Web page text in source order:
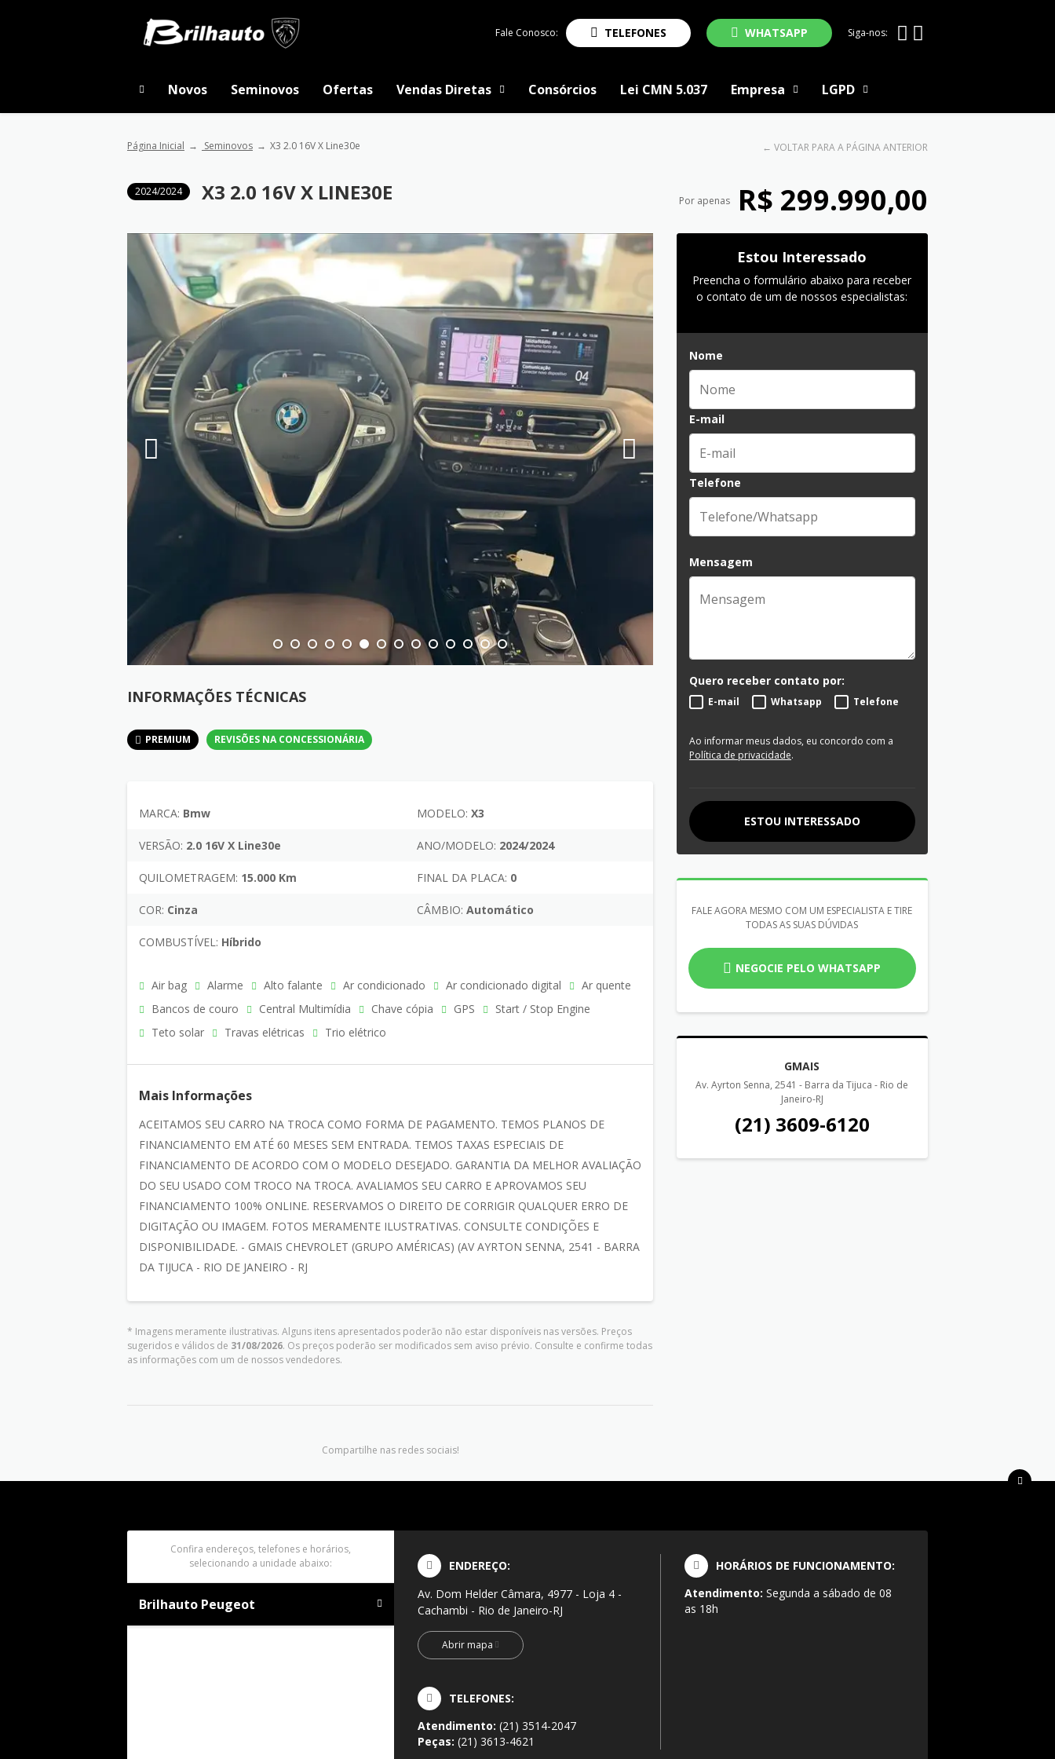
Fale Conosco: TELEFONES WHATSAPP Siga-nos:
Novos Seminovos Ofertas Vendas Diretas Consórcios Lei CMN 5.037 Empresa LGPD
Página Inicial Seminovos X3 2.0 16V X Line30e ← VOLTAR PARA A PÁGINA ANTERIOR
2024/2024 X3 2.0 16V X LINE30E Por apenas R$ 299.990,00
INFORMAÇÕES TÉCNICAS
PREMIUM REVISÕES NA CONCESSIONÁRIA
MARCA: Bmw MODELO: X3
VERSÃO: 2.0 16V X Line30e ANO/MODELO: 2024/2024
QUILOMETRAGEM: 15.000 Km FINAL DA PLACA: 0
COR: Cinza CÂMBIO: Automático
COMBUSTÍVEL: Híbrido
Air bag Alarme Alto falante Ar condicionado Ar condicionado digital
Ar quente
Bancos de couro
Central Multimídia Chave cópia GPS
Start / Stop Engine
Teto solar
Travas elétricas Trio elétrico
Mais Informações
ACEITAMOS SEU CARRO NA TROCA COMO FORMA DE PAGAMENTO. TEMOS PLANOS DE
FINANCIAMENTO EM ATÉ 60 MESES SEM ENTRADA. TEMOS TAXAS ESPECIAIS DE
FINANCIAMENTO DE ACORDO COM O MODELO DESEJADO. GARANTIA DA MELHOR AVALIAÇÃO
DO SEU USADO COM TROCO NA TROCA. AVALIAMOS SEU CARRO E APROVAMOS SEU
FINANCIAMENTO 100% ONLINE. RESERVAMOS O DIREITO DE CORRIGIR QUALQUER ERRO DE
DIGITAÇÃO OU IMAGEM. FOTOS MERAMENTE ILUSTRATIVAS. CONSULTE CONDIÇÕES E
DISPONIBILIDADE. - GMAIS CHEVROLET (GRUPO AMÉRICAS) (AV AYRTON SENNA, 2541 - BARRA
DA TIJUCA - RIO DE JANEIRO - RJ
* Imagens meramente ilustrativas. Alguns itens apresentados poderão não estar disponíveis nas versões. Preços
sugeridos e válidos de 31/08/2026. Os preços poderão ser modificados sem aviso prévio. Consulte e confirme todas
as informações com um de nossos vendedores.
Compartilhe nas redes sociais!
Estou Interessado
Preencha o formulário abaixo para receber
o contato de um de nossos especialistas:
Nome
E-mail
Telefone
Mensagem
Quero receber contato por:
E-mail Whatsapp Telefone
Ao informar meus dados, eu concordo com a
Política de privacidade.
ESTOU INTERESSADO
FALE AGORA MESMO COM UM ESPECIALISTA E TIRE
TODAS AS SUAS DÚVIDAS
NEGOCIE PELO WHATSAPP
GMAIS
Av. Ayrton Senna, 2541 - Barra da Tijuca - Rio de
Janeiro-RJ
(21) 3609-6120
Confira endereços, telefones e horários,
selecionando a unidade abaixo:
Brilhauto Peugeot
ENDEREÇO:
Av. Dom Helder Câmara, 4977 - Loja 4 -
Cachambi - Rio de Janeiro-RJ
Abrir mapa
TELEFONES:
Atendimento: (21) 3514-2047
Peças: (21) 3613-4621
HORÁRIOS DE FUNCIONAMENTO:
Atendimento: Segunda a sábado de 08
as 18h